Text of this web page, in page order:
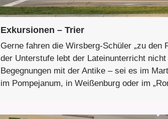
Exkursionen – Trier
Gerne fahren die Wirsberg-Schüler „zu den
der Unterstufe lebt der Lateinunterricht
Begegnungen mit der Antike – sei es im
im Pompejanum, in Weißenburg oder im